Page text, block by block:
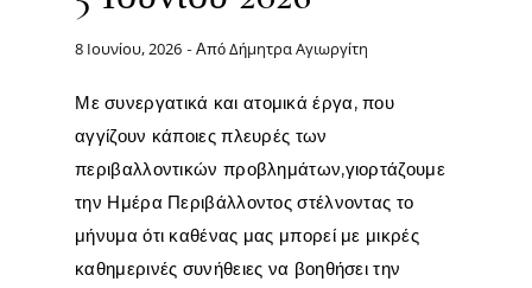
8 Ιουνίου, 2026 - ΑπόΔήμητρα Αγιωργίτη
Με συνεργατικά και ατομικά έργα, που
αγγίζουν κάποιες πλευρές των
περιβαλλοντικών προβλημάτων,γιορτάζουμε
την Ημέρα Περιβάλλοντος στέλνοντας το
μήνυμα ότι καθένας μας μπορεί με μικρές
καθημερινές συνήθειες να βοηθήσει την